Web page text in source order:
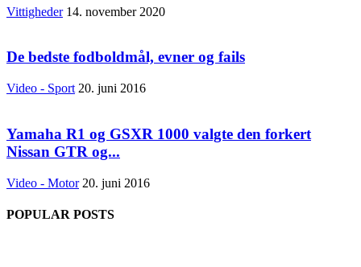
Vittigheder 14. november 2020
De bedste fodboldmål, evner og fails
Video - Sport 20. juni 2016
Yamaha R1 og GSXR 1000 valgte den forkert
Nissan GTR og...
Video - Motor 20. juni 2016
POPULAR POSTS